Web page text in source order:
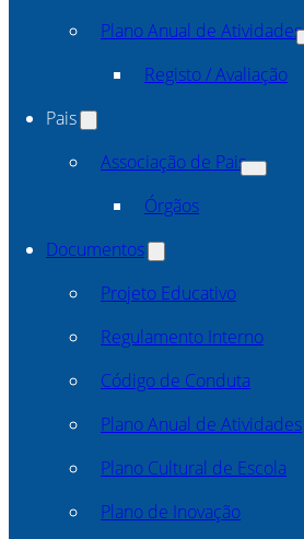
Plano Anual de Atividades
Registo / Avaliação
Pais
Associação de Pais
Órgãos
Documentos
Projeto Educativo
Regulamento Interno
Código de Conduta
Plano Anual de Atividades
Plano Cultural de Escola
Plano de Inovação